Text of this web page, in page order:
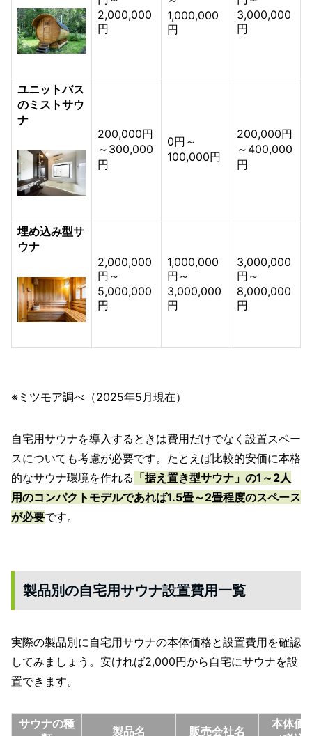
2,000,000
円
1,000,000
円
3,000,000
円
ユニットバス
のミストサウ
ナ
200,000円
～300,000
円
0円～
100,000円
200,000円
～400,000
円
埋め込み型サ
ウナ
2,000,000
円～
5,000,000
円
1,000,000
円～
3,000,000
円
3,000,000
円～
8,000,000
円
※ミツモア調べ（2025年5月現在）
自宅用サウナを導入するときは費用だけでなく設置スペー
スについても考慮が必要です。たとえば比較的安価に本格
的なサウナ環境を作れる 「据え置き型サウナ」の1～2人
用のコンパクトモデルであれば1.5畳～2畳程度のスペース
が必要です。
製品別の自宅用サウナ設置費用一覧
実際の製品別に自宅用サウナの本体価格と設置費用を確認
してみましょう。安ければ2,000円から自宅にサウナを設
置できます。
サウナの種
製品名 販売会社名
本体価